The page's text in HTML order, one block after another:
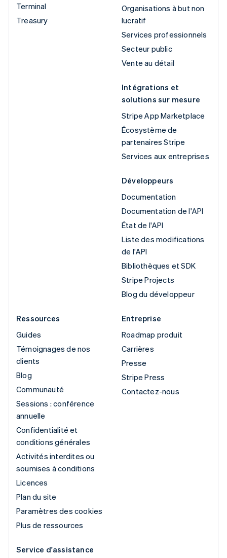
Terminal
Treasury
Organisations à but non
lucratif
Services professionnels
Secteur public
Vente au détail
Intégrations et
solutions sur mesure
Stripe App Marketplace
Écosystème de
partenaires Stripe
Services aux entreprises
Développeurs
Documentation
Documentation de l'API
État de l'API
Liste des modifications
de l'API
Bibliothèques et SDK
Stripe Projects
Blog du développeur
Ressources
Guides
Témoignages de nos
clients
Blog
Communauté
Sessions : conférence
annuelle
Confidentialité et
conditions générales
Activités interdites ou
soumises à conditions
Licences
Plan du site
Paramètres des cookies
Plus de ressources
Entreprise
Roadmap produit
Carrières
Presse
Stripe Press
Contactez-nous
Service d'assistance